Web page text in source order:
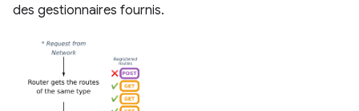
des gestionnaires fournis.